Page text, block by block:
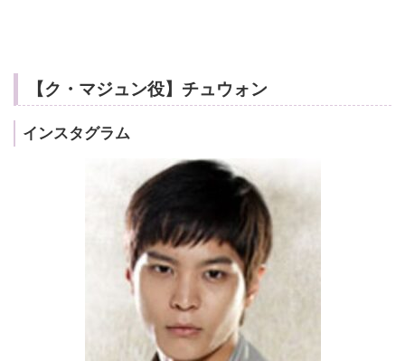
【ク・マジュン役】チュウォン
インスタグラム